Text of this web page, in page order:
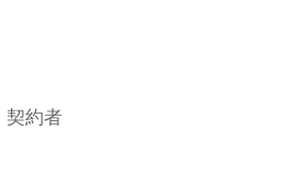
契約者